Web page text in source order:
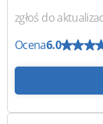
zgłoś do
Ocena6.0